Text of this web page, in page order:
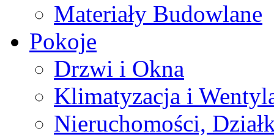
Materiały Budowlane
Pokoje
Drzwi i Okna
Klimatyzacja i
Nieruchomości,